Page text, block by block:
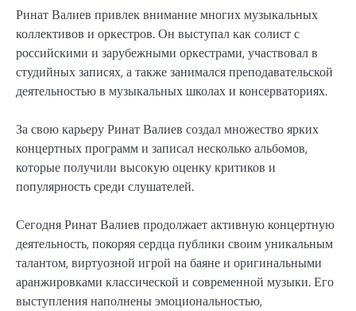
Ринат Валиев привлек внимание многих музыкальных
коллективов и оркестров. Он выступал как солист с
российскими и зарубежными оркестрами, участвовал в
студийных записях, а также занимался преподавательской
деятельностью в музыкальных школах и консерваториях.
За свою карьеру Ринат Валиев создал множество ярких
концертных программ и записал несколько альбомов,
которые получили высокую оценку критиков и
популярность среди слушателей.
Сегодня Ринат Валиев продолжает активную концертную
деятельность, покоряя сердца публики своим уникальным
талантом, виртуозной игрой на баяне и оригинальными
аранжировками классической и современной музыки. Его
выступления наполнены эмоциональностью,